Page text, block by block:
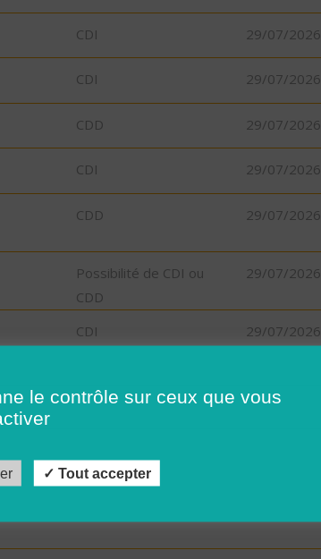
CDI 29/07/2026
CDI 29/07/2026
CDD 29/07/2026
CDI 29/07/2026
CDD 29/07/2026
Possibilité de CDI ou
CDD
29/07/2026
CDI 29/07/2026
CDI
le contrôle sur ceux que vous
Tout accepter